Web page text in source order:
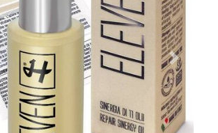
Volgende